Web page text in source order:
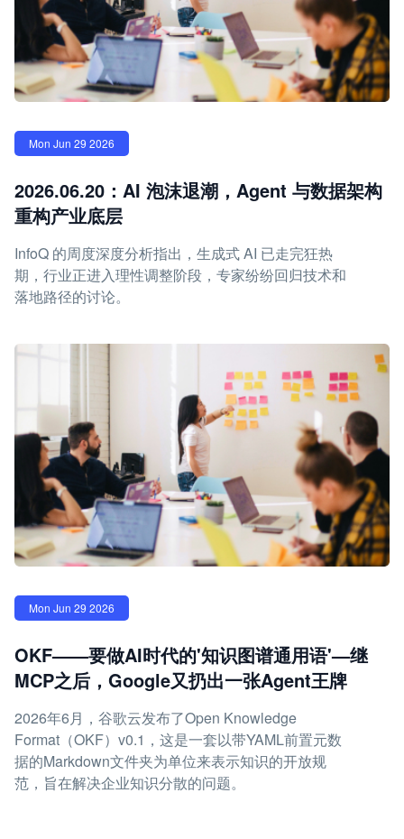
Mon Jun 29 2026
2026.06.20：AI 泡沫退潮，Agent 与数据架构
重构产业底层
InfoQ 的周度深度分析指出，生成式 AI 已走完狂热
期，行业正进入理性调整阶段，专家纷纷回归技术和
落地路径的讨论。
Mon Jun 29 2026
OKF——要做AI时代的'知识图谱通用语'—继
MCP之后，Google又扔出一张Agent王牌
2026年6月，谷歌云发布了Open Knowledge
Format（OKF）v0.1，这是一套以带YAML前置元数
据的Markdown文件夹为单位来表示知识的开放规
范，旨在解决企业知识分散的问题。